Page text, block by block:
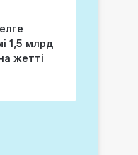
1,5 млрд
жетті